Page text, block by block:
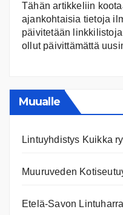
Tähän artikkeliin
ajankohtaisia tietoja
päivitetään
ollut päivittämättä
Muualle
Lintuyhdistys Kuikka ry
Muuruveden
Etelä-Savon